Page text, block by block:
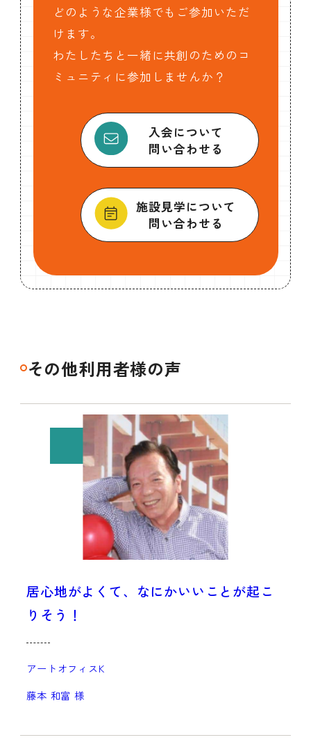
どのような企業様でもご参加いただ
けます。
わたしたちと一緒に共創のためのコ
ミュニティに参加しませんか？
入会について
問い合わせる
施設見学について
問い合わせる
その他利用者様の声
居心地がよくて、なにかいいことが起こ
りそう！
アートオフィスK
藤本 和富 様